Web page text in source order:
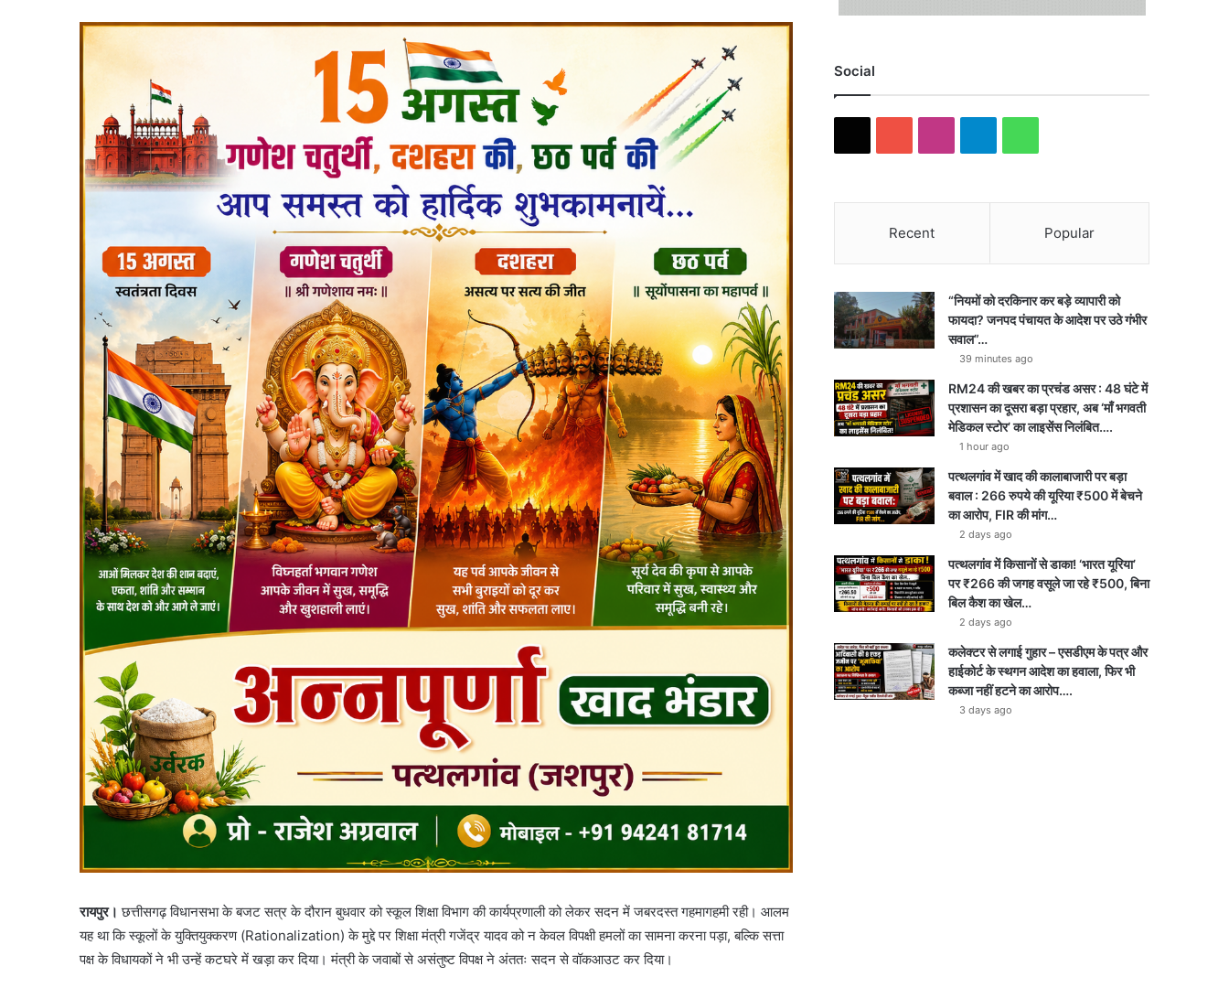
रायपुर। छत्तीसगढ़ विधानसभा के बजट सत्र के दौरान बुधवार को स्कूल शिक्षा विभाग की कार्यप्रणाली को लेकर सदन में जबरदस्त गहमागहमी रही। आलम
यह था कि स्कूलों के युक्तियुक्करण (Rationalization) के मुद्दे पर शिक्षा मंत्री गजेंद्र यादव को न केवल विपक्षी हमलों का सामना करना पड़ा, बल्कि सत्ता
पक्ष के विधायकों ने भी उन्हें कटघरे में खड़ा कर दिया। मंत्री के जवाबों से असंतुष्ट विपक्ष ने अंततः सदन से वॉकआउट कर दिया।
Social
Recent Popular
“नियमों को दरकिनार कर बड़े व्यापारी को
फायदा? जनपद पंचायत के आदेश पर उठे गंभीर
सवाल”…
39 minutes ago
RM24 की खबर का प्रचंड असर : 48 घंटे में
प्रशासन का दूसरा बड़ा प्रहार, अब ‘माँ भगवती
मेडिकल स्टोर’ का लाइसेंस निलंबित….
1 hour ago
पत्थलगांव में खाद की कालाबाजारी पर बड़ा
बवाल : 266 रुपये की यूरिया ₹500 में बेचने
का आरोप, FIR की मांग…
2 days ago
पत्थलगांव में किसानों से डाका! ‘भारत यूरिया’
पर ₹266 की जगह वसूले जा रहे ₹500, बिना
बिल कैश का खेल…
2 days ago
कलेक्टर से लगाई गुहार – एसडीएम के पत्र और
हाईकोर्ट के स्थगन आदेश का हवाला, फिर भी
कब्जा नहीं हटने का आरोप….
3 days ago